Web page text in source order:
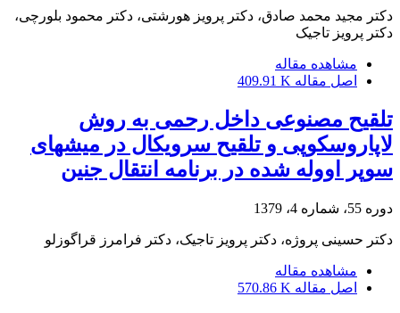
دکتر مجید محمد صادق، دکتر پرویز هورشتی، دکتر محمود بلورچی،
دکتر پرویز تاجیک
مشاهده مقاله
اصل مقاله 409.91 K
تلقیح مصنوعی داخل رحمی به روش
لاپاروسکوپی و تلقیح سرویکال در میشهای
سوپر اووله شده در برنامه انتقال جنین
دوره 55، شماره 4، 1379
دکتر حسینی پروژه، دکتر پرویز تاجیک، دکتر فرامرز قراگوزلو
مشاهده مقاله
اصل مقاله 570.86 K